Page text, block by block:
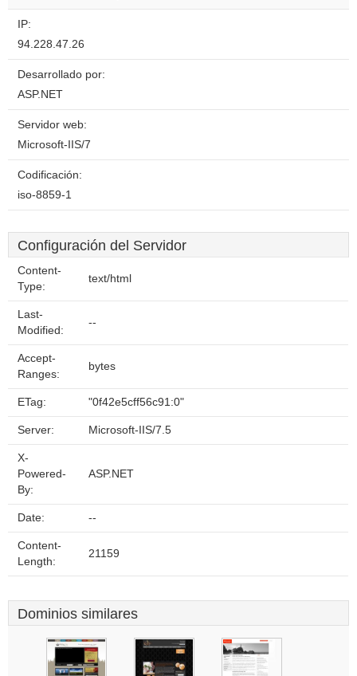
IP:
94.228.47.26
Desarrollado por:
ASP.NET
Servidor web:
Microsoft-IIS/7
Codificación:
iso-8859-1
Configuración del Servidor
Content-
Type:
text/html
Last-
Modified:
--
Accept-
Ranges:
bytes
ETag: "0f42e5cff56c91:0"
Server: Microsoft-IIS/7.5
X-
Powered-
By:
ASP.NET
Date: --
Content-
Length:
21159
Dominios similares